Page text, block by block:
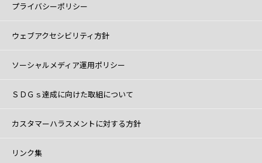
プライバシーポリシー
ウェブアクセシビリティ方針
ソーシャルメディア運用ポリシー
ＳＤＧｓ達成に向けた取組について
カスタマーハラスメントに対する方針
リンク集